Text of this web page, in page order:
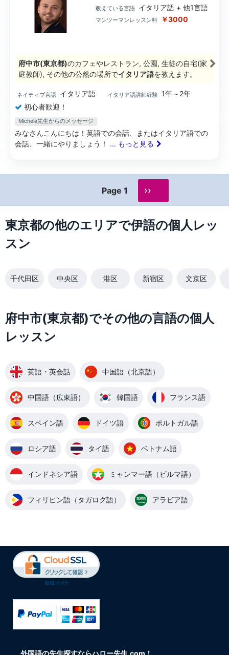
教えている言語 イタリア語 + 他1言語
マンツーマンレッスン料 ￥3000
府中市(東京都)のカフェやレストラン, 公園, 生徒の自宅(家
庭教師), その他の公然の場所でイタリア語を教えます。
ネイティブ言語 イタリア語 イタリア語講師経験 1年～2年
初心者歓迎！
Michele先生からのメッセージ
みなさんこんにちは！英語での会話、またはイタリア語での
会話、一緒にやりましょう！ ... もっと見る
Page 1 ››
東京都の他のエリアで伊語の個人レッ
スン
千代田区 中央区 港区 新宿区 文京区
府中市(東京都)でその他の言語の個人
レッスン
英語・英会話 中国語（北京語）
中国語（広東語） 韓国語 フランス語
スペイン語 ドイツ語 ポルトガル語
ロシア語 タイ語 ベトナム語
インドネシア語 ミャンマー語（ビルマ語）
フィリピン語（タガログ語） アラビア語
外国語の先生探すならハロー先生.com！